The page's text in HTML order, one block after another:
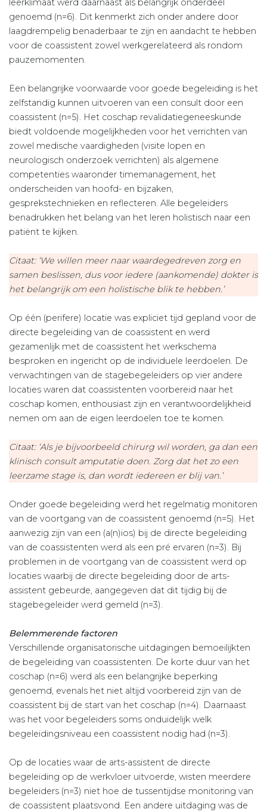
leerklimaat werd daarnaast als belangrijk onderdeel
genoemd (n=6). Dit kenmerkt zich onder andere door
laagdrempelig benaderbaar te zijn en aandacht te hebben
voor de coassistent zowel werkgerelateerd als rondom
pauzemomenten.
Een belangrijke voorwaarde voor goede begeleiding is het
zelfstandig kunnen uitvoeren van een consult door een
coassistent (n=5). Het coschap revalidatiegeneeskunde
biedt voldoende mogelijkheden voor het verrichten van
zowel medische vaardigheden (visite lopen en
neurologisch onderzoek verrichten) als algemene
competenties waaronder timemanagement, het
onderscheiden van hoofd- en bijzaken,
gesprekstechnieken en reflecteren. Alle begeleiders
benadrukken het belang van het leren holistisch naar een
patiënt te kijken.
Citaat: ‘We willen meer naar waardegedreven zorg en
samen beslissen, dus voor iedere (aankomende) dokter is
het belangrijk om een holistische blik te hebben.’
Op één (perifere) locatie was expliciet tijd gepland voor de
directe begeleiding van de coassistent en werd
gezamenlijk met de coassistent het werkschema
besproken en ingericht op de individuele leerdoelen. De
verwachtingen van de stagebegeleiders op vier andere
locaties waren dat coassistenten voorbereid naar het
coschap komen, enthousiast zijn en verantwoordelijkheid
nemen om aan de eigen leerdoelen toe te komen.
Citaat: ‘Als je bijvoorbeeld chirurg wil worden, ga dan een
klinisch consult amputatie doen. Zorg dat het zo een
leerzame stage is, dan wordt iedereen er blij van.’
Onder goede begeleiding werd het regelmatig monitoren
van de voortgang van de coassistent genoemd (n=5). Het
aanwezig zijn van een (a(n)ios) bij de directe begeleiding
van de coassistenten werd als een pré ervaren (n=3). Bij
problemen in de voortgang van de coassistent werd op
locaties waarbij de directe begeleiding door de arts-
assistent gebeurde, aangegeven dat dit tijdig bij de
stagebegeleider werd gemeld (n=3).
Belemmerende factoren
Verschillende organisatorische uitdagingen bemoeilijkten
de begeleiding van coassistenten. De korte duur van het
coschap (n=6) werd als een belangrijke beperking
genoemd, evenals het niet altijd voorbereid zijn van de
coassistent bij de start van het coschap (n=4). Daarnaast
was het voor begeleiders soms onduidelijk welk
begeleidingsniveau een coassistent nodig had (n=3).
Op de locaties waar de arts-assistent de directe
begeleiding op de werkvloer uitvoerde, wisten meerdere
begeleiders (n=3) niet hoe de tussentijdse monitoring van
de coassistent plaatsvond. Een andere uitdaging was de